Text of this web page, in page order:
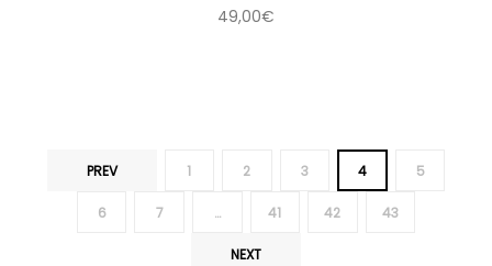
49,00€
PREV 1 2 3 4 5
6 7 … 41 42 43
NEXT